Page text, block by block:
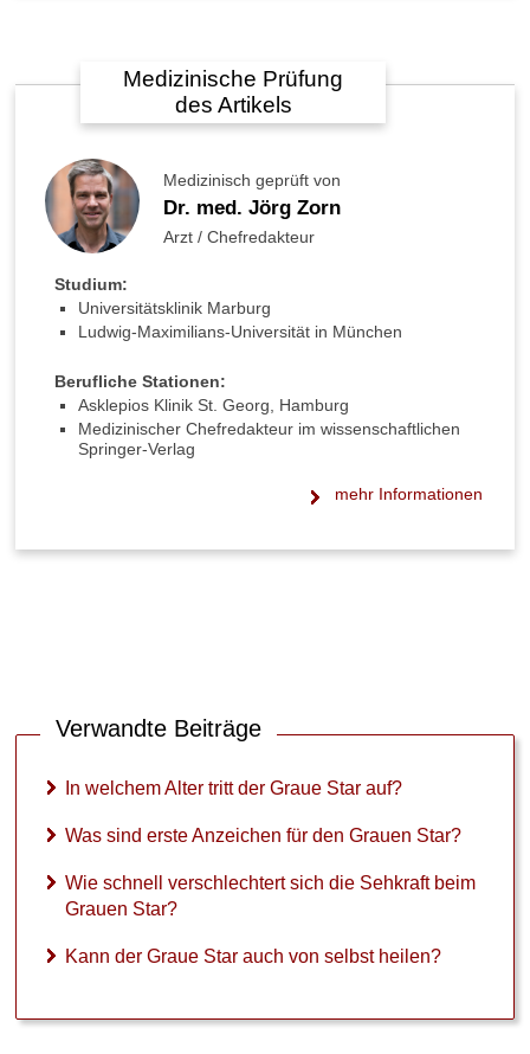
Medizinische Prüfung
des Artikels
Medizinisch geprüft von
Dr. med. Jörg Zorn
Arzt / Chefredakteur
Studium:
Universitätsklinik Marburg
Ludwig-Maximilians-Universität in München
Berufliche Stationen:
Asklepios Klinik St. Georg, Hamburg
Medizinischer Chefredakteur im wissenschaftlichen
Springer-Verlag
mehr Informationen
Verwandte Beiträge
In welchem Alter tritt der Graue Star auf?
Was sind erste Anzeichen für den Grauen Star?
Wie schnell verschlechtert sich die Sehkraft beim
Grauen Star?
Kann der Graue Star auch von selbst heilen?